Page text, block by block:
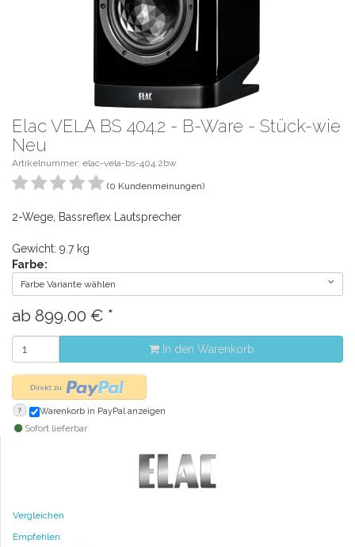
Elac VELA BS 404.2 - B-Ware - Stück-wie
Neu
Artikelnummer: elac-vela-bs-404.2bw
(0 Kundenmeinungen)
2-Wege, Bassreflex Lautsprecher
Gewicht: 9.7 kg
Farbe:
Farbe Variante wählen
ab 899.00 € *
In den Warenkorb
? Warenkorb in PayPal anzeigen
Sofort lieferbar
Vergleichen
Empfehlen